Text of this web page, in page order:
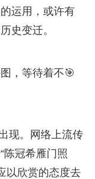
运用，或许有
史变迁。
，等待着不🎯
现。网络上流传
陈冠希雁门照
以欣赏的态度去